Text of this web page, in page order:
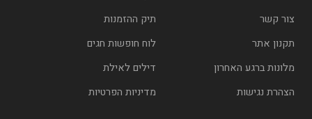
צור קשר
תיק ההזמנות
תקנון אתר
לוח חופשות חגים
מלונות ברגע האחרון
דילים לאילת
הצהרת נגישות
מדיניות הפרטיות